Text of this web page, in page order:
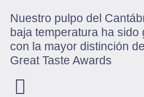
Nuestro pulpo del
baja temperatura ha sido
con la mayor distinción
Great Taste Awards